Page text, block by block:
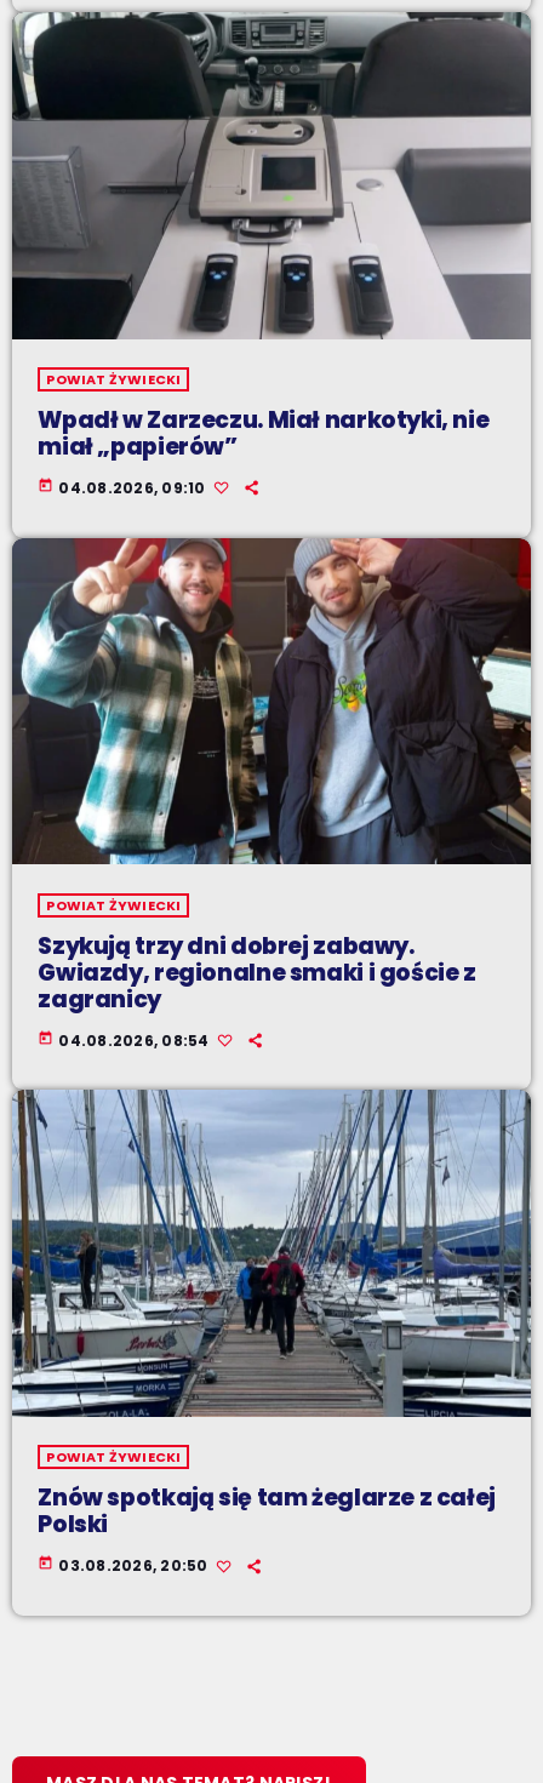
POWIAT ŻYWIECKI
Wpadł w Zarzeczu. Miał narkotyki, nie
miał „papierów”
today 04.08.2026, 09:10
POWIAT ŻYWIECKI
Szykują trzy dni dobrej zabawy.
Gwiazdy, regionalne smaki i goście z
zagranicy
today 04.08.2026, 08:54
POWIAT ŻYWIECKI
Znów spotkają się tam żeglarze z całej
Polski
today 03.08.2026, 20:50